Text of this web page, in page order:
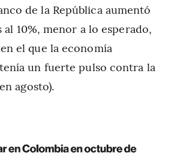
de la República aumentó
10%, menor a lo esperado,
el que la economía
un fuerte pulso contra la
agosto).